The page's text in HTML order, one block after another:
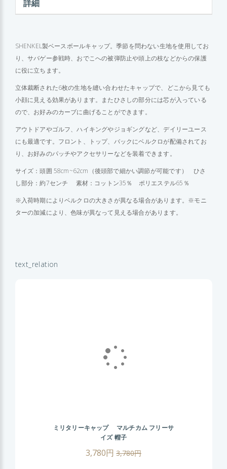
詳細
SHENKEL製ベースボールキャップ。季節を問わない生地を使用してお
り、サバゲー参戦時、おでこへの被弾防止や頭上の枝などからの保護
に役に立ちます。
立体裁断された6枚の生地を縫い合わせたキャップで、どこから見ても
小顔に見える効果があります。またひさしの部分には芯が入っている
ので、お好みのカーブに曲げることができます。
アウトドアやゴルフ、ハイキングやジョギングなど、デイリーユース
にも最適です。フロント、トップ、バックにベルクロが配備されてお
り、お好みのパッチやアクセサリーなどを装着できます。
サイズ：頭囲 58cm~62cm（後頭部で細かい調節が可能です） ひさ
し部分：約7センチ 素材：コットン35％ ポリエステル65％
※入荷時期によりベルクロの大きさが異なる場合があります。※モニ
ターの加減により、色味が異なって見える場合があります。
text_relation
ミリタリーキャップ マルチカム フリーサ
イズ 帽子
3,780円 3,780円